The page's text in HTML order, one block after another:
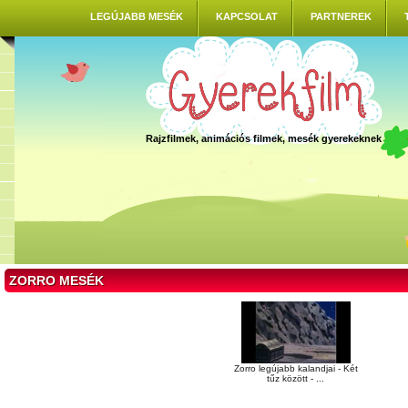
LEGÚJABB MESÉK KAPCSOLAT PARTNEREK
Rajzfilmek, animációs filmek, mesék gyerekeknek
ZORRO MESÉK
Zorro legújabb kalandjai - Két
tűz között - ...